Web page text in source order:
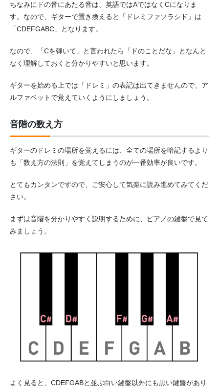
ちなみにドの音にあたる音は、英語ではAではなくCになりま
す。なので、ギターで置き換えると「ドレミファソラシド」は
「CDEFGABC」となります。
なので、「Cを弾いて」と言われたら「ドのことだな」となんと
なく理解しておくと分かりやすいと思います。
ギターを始める上では「ドレミ」の表記は出てきませんので、ア
ルファベットで覚えていくようにしましょう。
音階の数え方
ギターのドレミの場所を覚えるには、全ての場所を暗記するより
も「数え方の法則」を覚えてしまうのが一番効率が良いです。
とてもカンタンですので、ご安心して気楽に読み進めてみてくだ
さい。
まずは音階を分かりやすく説明するために、ピアノの鍵盤で見て
みましょう。
よく見ると、CDEFGABと並ぶ白い鍵盤以外にも黒い鍵盤があり